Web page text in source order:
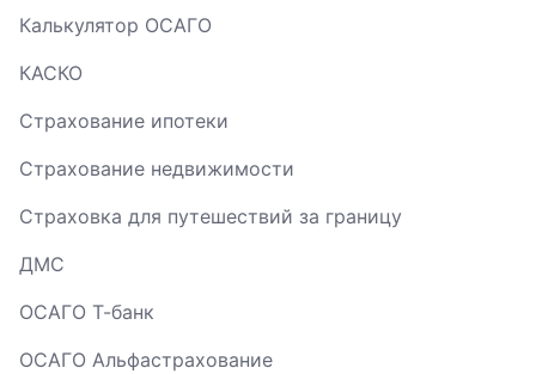
Калькулятор ОСАГО
КАСКО
Страхование ипотеки
Страхование недвижимости
Страховка для путешествий за границу
ДМС
ОСАГО Т-банк
ОСАГО Альфастрахование